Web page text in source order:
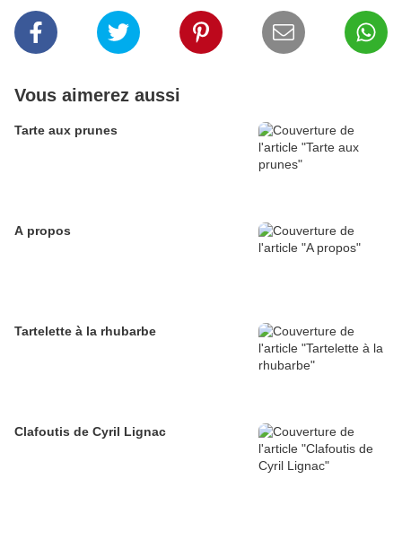
Vous aimerez aussi
Tarte aux prunes
A propos
Tartelette à la rhubarbe
Clafoutis de Cyril Lignac